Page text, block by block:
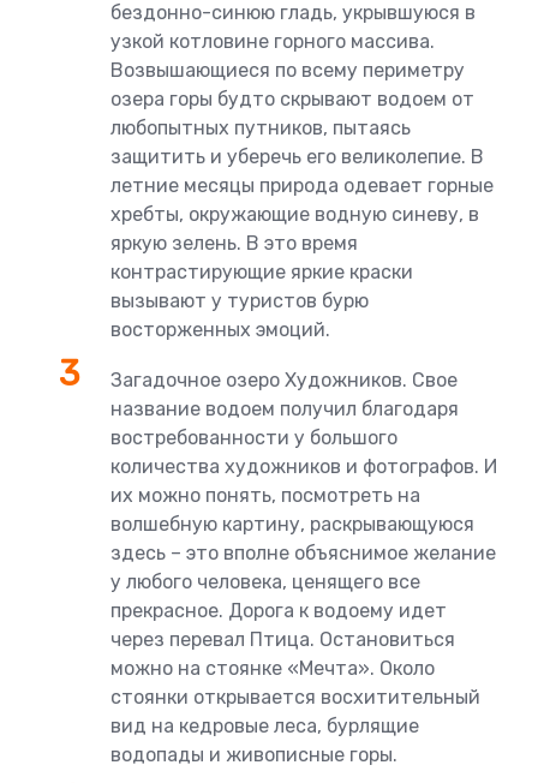
бездонно-синюю гладь, укрывшуюся в
узкой котловине горного массива.
Возвышающиеся по всему периметру
озера горы будто скрывают водоем от
любопытных путников, пытаясь
защитить и уберечь его великолепие. В
летние месяцы природа одевает горные
хребты, окружающие водную синеву, в
яркую зелень. В это время
контрастирующие яркие краски
вызывают у туристов бурю
восторженных эмоций.
Загадочное озеро Художников. Свое
название водоем получил благодаря
востребованности у большого
количества художников и фотографов. И
их можно понять, посмотреть на
волшебную картину, раскрывающуюся
здесь – это вполне объяснимое желание
у любого человека, ценящего все
прекрасное. Дорога к водоему идет
через перевал Птица. Остановиться
можно на стоянке «Мечта». Около
стоянки открывается восхитительный
вид на кедровые леса, бурлящие
водопады и живописные горы.